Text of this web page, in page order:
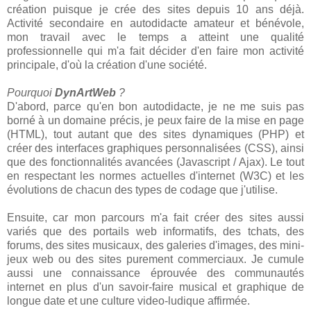
création puisque je crée des sites depuis 10 ans déjà.
Activité secondaire en autodidacte amateur et bénévole,
mon travail avec le temps a atteint une qualité
professionnelle qui m'a fait décider d'en faire mon activité
principale, d'où la création d'une société.
Pourquoi DynArtWeb ?
D'abord, parce qu'en bon autodidacte, je ne me suis pas
borné à un domaine précis, je peux faire de la mise en page
(HTML), tout autant que des sites dynamiques (PHP) et
créer des interfaces graphiques personnalisées (CSS), ainsi
que des fonctionnalités avancées (Javascript / Ajax). Le tout
en respectant les normes actuelles d'internet (W3C) et les
évolutions de chacun des types de codage que j'utilise.
Ensuite, car mon parcours m'a fait créer des sites aussi
variés que des portails web informatifs, des tchats, des
forums, des sites musicaux, des galeries d'images, des mini-
jeux web ou des sites purement commerciaux. Je cumule
aussi une connaissance éprouvée des communautés
internet en plus d'un savoir-faire musical et graphique de
longue date et une culture video-ludique affirmée.